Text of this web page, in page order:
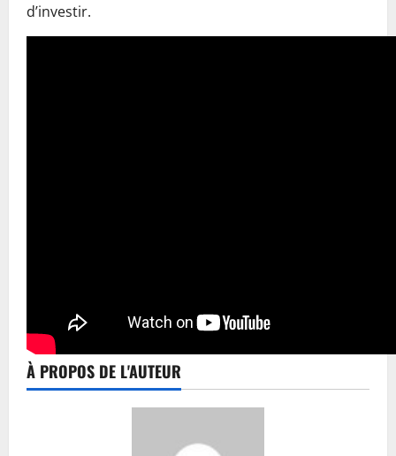
d’investir.
À PROPOS DE L'AUTEUR